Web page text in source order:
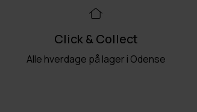
Click & Collect
Alle hverdage på lager i Odense